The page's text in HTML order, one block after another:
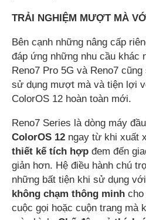
TRẢI NGHIỆM MƯỢT MÀ
Bên cạnh những nâng cấp
đáp ứng những nhu cầu khác
Reno7 Pro 5G và Reno7
sử dụng mượt mà và tiện lợi
ColorOS 12 hoàn toàn mới.
Reno7 Series là dòng máy
ColorOS 12 ngay từ khi xuất
thiết kế tích hợp đem đến
giản hơn. Hệ điều hành chú
những bất tiện khi sử dụng
không chạm thông minh
cuộc gọi hoặc cuộn trang mà